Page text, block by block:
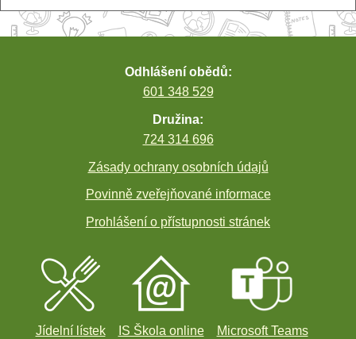
Odhlášení obědů:
601 348 529
Družina:
724 314 696
Zásady ochrany osobních údajů
Povinně zveřejňované informace
Prohlášení o přístupnosti stránek
Jídelní lístek IS Škola online Microsoft Teams